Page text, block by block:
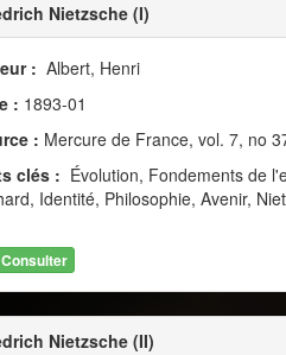
Nietzsche (I)
: Albert, Henri
: 1893-01
: Mercure de France, vol. 7, no
clés : Évolution, Fondements de
Identité, Philosophie, Avenir,
Consulter
Nietzsche (II)